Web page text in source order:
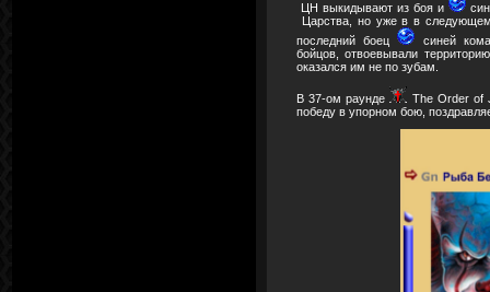
ЦН выкидывают из боя и
Царства, но уже в в
последний боец
синей
бойцов, отвоевывали
оказался им не по зубам.
В 37-ом раунде
The Order of
победу в упорном бою,